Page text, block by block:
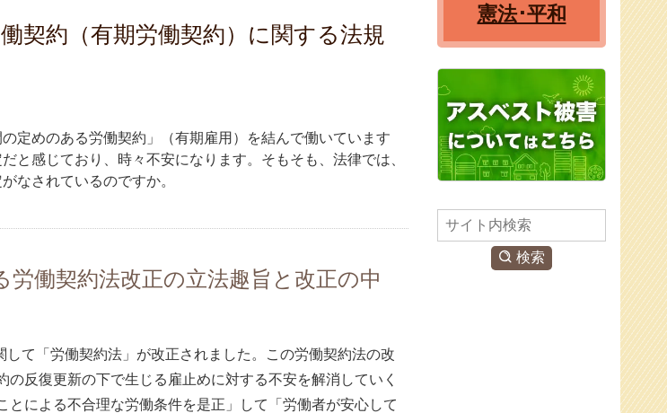
契約（有期労働契約）に関する法規
定めのある労働契約」（有期雇用）を結んで働いています
と感じており、時々不安になります。そもそも、法律では、
なされているのですか。
労働契約法改正の立法趣旨と改正の中
て「労働契約法」が改正されました。この労働契約法の改
の反復更新の下で生じる雇止めに対する不安を解消していく
とによる不合理な労働条件を是正」して「労働者が安心して
憲法･平和
検
索
検索